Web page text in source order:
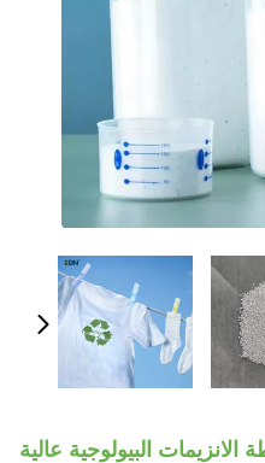
الانزيمات البيولوجية عالية